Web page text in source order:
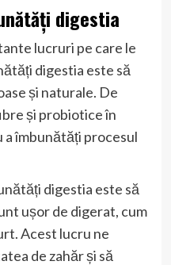
digestia
lucruri pe care le
digestia este să
și naturale. De
și probiotice în
îmbunătăți procesul
digestia este să
ușor de digerat, cum
Acest lucru ne
de zahăr și să